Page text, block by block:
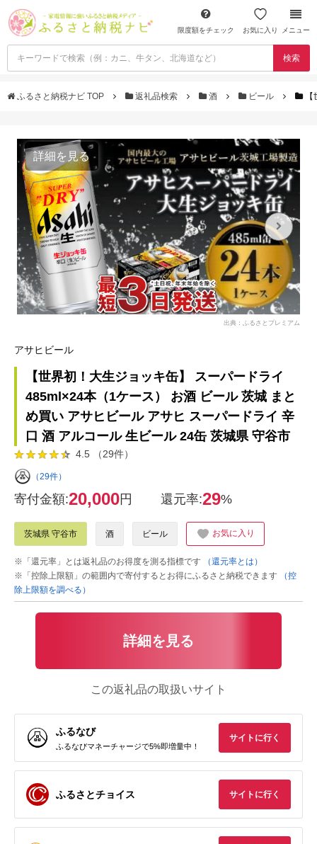
限度額をチェック お気に入り メニュー
検索
ふるさと納税ナビ TOP 返礼品検索 酒 ビール
詳細を見る
出典：ふるさとプレミアム
アサヒビール
【世界初！大生ジョッキ缶】 スーパードライ
485ml×24本（1ケース） お酒 ビール 茨城 まと
め買い アサヒビール アサヒ スーパードライ 辛
口 酒 アルコール 生ビール 24缶 茨城県 守谷市
4.5 （29件）
（29件）
寄付金額:20,000円 還元率:29%
茨城県 守谷市 酒 ビール お気に入り
※「還元率」とは返礼品のお得度を測る指標です
（還元率とは）
※「控除上限額」の範囲内で寄付するとお得にふるさと納税できます
（控
除上限額を調べる）
詳細を見る
この返礼品の取扱いサイト
ふるなび
ふるなびマネーチャージで5%即増量中！
サイトに行く
ふるさとチョイス サイトに行く